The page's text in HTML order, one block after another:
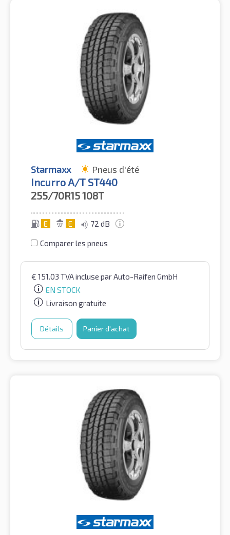
Starmaxx Pneus d'été
Incurro A/T ST440
255/70R15108T
E E 72 dB
Comparer les pneus
€ 151.03 TVA incluse par Auto-Raifen GmbH
EN STOCK
Livraison gratuite
Détails Panier d'achat